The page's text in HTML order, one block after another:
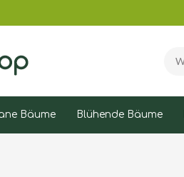
Bäume Blühende Bäume